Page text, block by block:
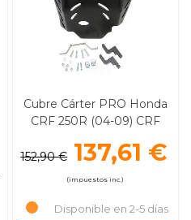
Cubre Cárter PRO Honda
CRF 250R (04-09) CRF
RACING
152,90 € 137,61 €
(impuestos inc.)
Disponible en 2-5 días